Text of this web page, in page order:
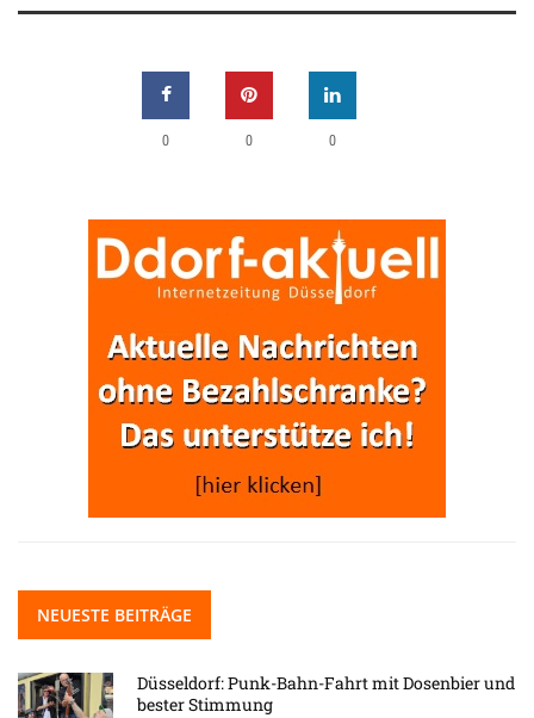
0 0 0
NEUESTE BEITRÄGE
Düsseldorf: Punk-Bahn-Fahrt mit Dosenbier und
bester Stimmung